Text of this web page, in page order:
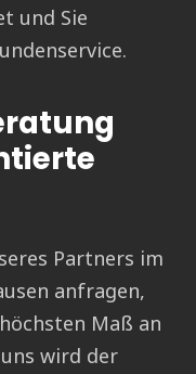
und Sie
Partners im
anfragen,
Maß an
wird der